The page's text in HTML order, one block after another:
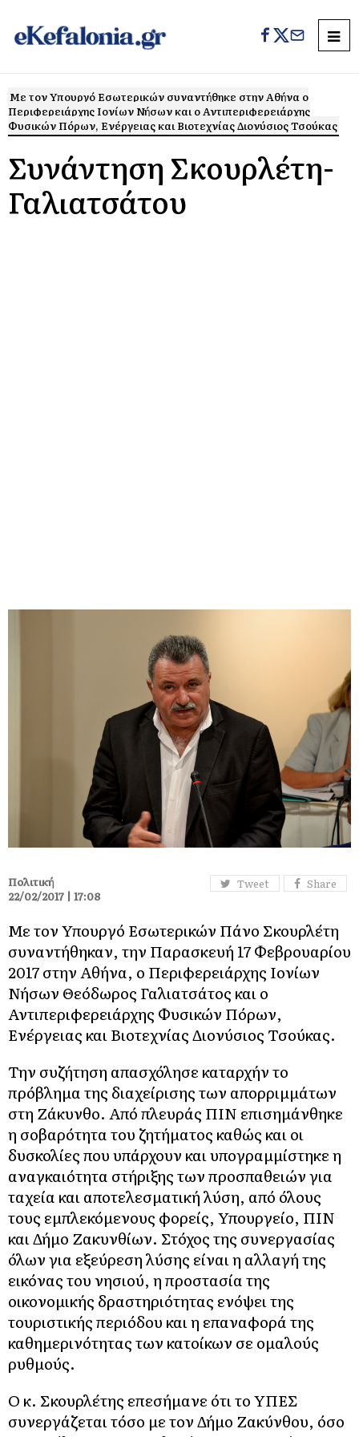
Με τον Υπουργό Εσωτερικών συναντήθηκε στην Αθήνα ο
Περιφερειάρχης Ιονίων Νήσων και ο Αντιπεριφερειάρχης
Φυσικών Πόρων, Ενέργειας και Βιοτεχνίας Διονύσιος Τσούκας
Συνάντηση Σκουρλέτη-
Γαλιατσάτου
Tweet Share
Πολιτική
22/02/2017 | 17:08
Με τον Υπουργό Εσωτερικών Πάνο Σκουρλέτη
συναντήθηκαν, την Παρασκευή 17 Φεβρουαρίου
2017 στην Αθήνα, ο Περιφερειάρχης Ιονίων
Νήσων Θεόδωρος Γαλιατσάτος και ο
Αντιπεριφερειάρχης Φυσικών Πόρων,
Ενέργειας και Βιοτεχνίας Διονύσιος Τσούκας.
Την συζήτηση απασχόλησε καταρχήν το
πρόβλημα της διαχείρισης των απορριμμάτων
στη Ζάκυνθο. Από πλευράς ΠΙΝ επισημάνθηκε
η σοβαρότητα του ζητήματος καθώς και οι
δυσκολίες που υπάρχουν και υπογραμμίστηκε η
αναγκαιότητα στήριξης των προσπαθειών για
ταχεία και αποτελεσματική λύση, από όλους
τους εμπλεκόμενους φορείς, Υπουργείο, ΠΙΝ
και Δήμο Ζακυνθίων. Στόχος της συνεργασίας
όλων για εξεύρεση λύσης είναι η αλλαγή της
εικόνας του νησιού, η προστασία της
οικονομικής δραστηριότητας ενόψει της
τουριστικής περιόδου και η επαναφορά της
καθημερινότητας των κατοίκων σε ομαλούς
ρυθμούς.
Ο κ. Σκουρλέτης επεσήμανε ότι το ΥΠΕΣ
συνεργάζεται τόσο με τον Δήμο Ζακύνθου, όσο